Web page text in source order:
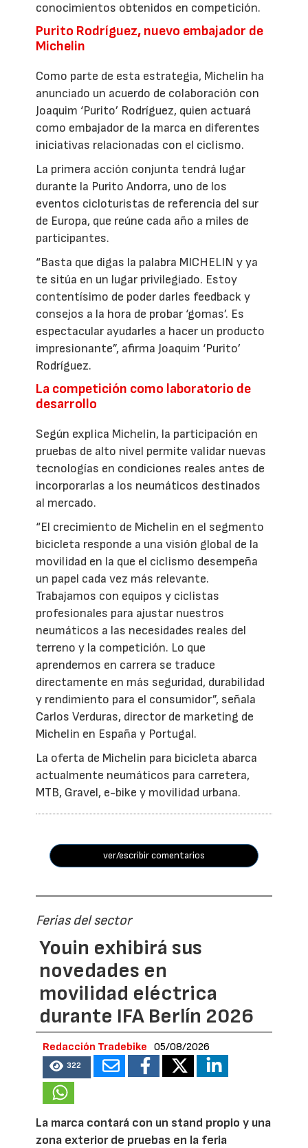
conocimientos obtenidos en competición.
Purito Rodríguez, nuevo embajador de
Michelin
Como parte de esta estrategia, Michelin ha
anunciado un acuerdo de colaboración con
Joaquim ‘Purito’ Rodríguez, quien actuará
como embajador de la marca en diferentes
iniciativas relacionadas con el ciclismo.
La primera acción conjunta tendrá lugar
durante la Purito Andorra, uno de los
eventos cicloturistas de referencia del sur
de Europa, que reúne cada año a miles de
participantes.
“Basta que digas la palabra MICHELIN y ya
te sitúa en un lugar privilegiado. Estoy
contentísimo de poder darles feedback y
consejos a la hora de probar ‘gomas’. Es
espectacular ayudarles a hacer un producto
impresionante”, afirma Joaquim ‘Purito’
Rodríguez.
La competición como laboratorio de
desarrollo
Según explica Michelin, la participación en
pruebas de alto nivel permite validar nuevas
tecnologías en condiciones reales antes de
incorporarlas a los neumáticos destinados
al mercado.
“El crecimiento de Michelin en el segmento
bicicleta responde a una visión global de la
movilidad en la que el ciclismo desempeña
un papel cada vez más relevante.
Trabajamos con equipos y ciclistas
profesionales para ajustar nuestros
neumáticos a las necesidades reales del
terreno y la competición. Lo que
aprendemos en carrera se traduce
directamente en más seguridad, durabilidad
y rendimiento para el consumidor”, señala
Carlos Verduras, director de marketing de
Michelin en España y Portugal.
La oferta de Michelin para bicicleta abarca
actualmente neumáticos para carretera,
MTB, Gravel, e-bike y movilidad urbana.
ver/escribir comentarios
Ferias del sector
Youin exhibirá sus
novedades en
movilidad eléctrica
durante IFA Berlín 2026
Redacción Tradebike 05/08/2026
322
La marca contará con un stand propio y una
zona exterior de pruebas en la feria